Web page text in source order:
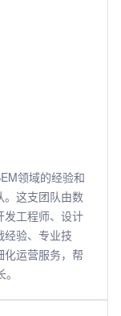
领域的经验和
。这支团队由数
发工程师、设计
经验、专业技
运营服务，帮